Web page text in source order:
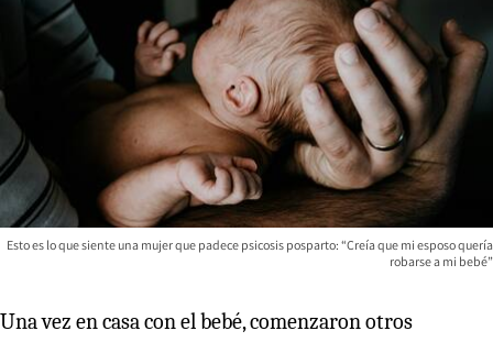
Esto es lo que siente una mujer que padece psicosis posparto: “Creía que mi esposo quería
robarse a mi bebé”
Una vez en casa con el bebé, comenzaron otros